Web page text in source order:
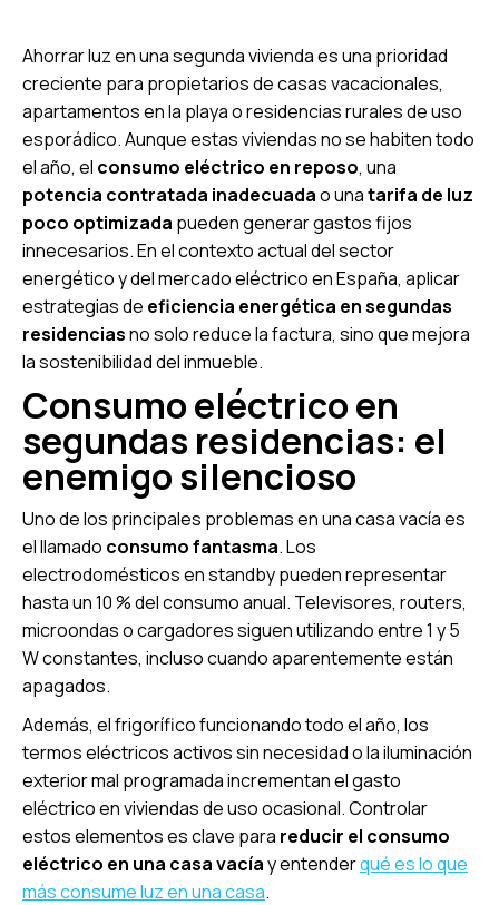
Ahorrar luz en una segunda vivienda es una prioridad
creciente para propietarios de casas vacacionales,
apartamentos en la playa o residencias rurales de uso
esporádico. Aunque estas viviendas no se habiten todo
el año, el consumo eléctrico en reposo, una
potencia contratada inadecuadao unatarifa de luz
poco optimizada pueden generar gastos fijos
innecesarios. En el contexto actual del sector
energético y del mercado eléctrico en España, aplicar
estrategias de eficiencia energética en segundas
residenciasno solo reduce la factura, sino que mejora
la sostenibilidad del inmueble.
Consumo eléctrico en
segundas residencias: el
enemigo silencioso
Uno de los principales problemas en una casa vacía es
el llamado consumo fantasma. Los
electrodomésticos en standby pueden representar
hasta un 10 % del consumo anual. Televisores, routers,
microondas o cargadores siguen utilizando entre 1 y 5
W constantes, incluso cuando aparentemente están
apagados.
Además, el frigorífico funcionando todo el año, los
termos eléctricos activos sin necesidad o la iluminación
exterior mal programada incrementan el gasto
eléctrico en viviendas de uso ocasional. Controlar
estos elementos es clave para reducir el consumo
eléctrico en una casa vacíay entenderqué es lo que
más consume luz en una casa.